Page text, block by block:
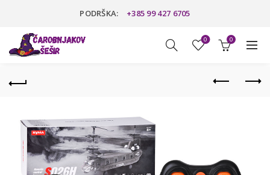
PODRŠKA: +385 99 427 6705
0 0